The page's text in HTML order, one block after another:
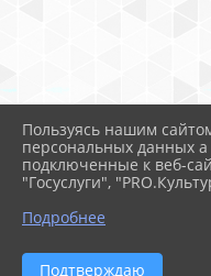
Пользуясь нашим
персональных данных
подключенные к веб-
"Госуслуги",
Подробнее
Подтверждаю